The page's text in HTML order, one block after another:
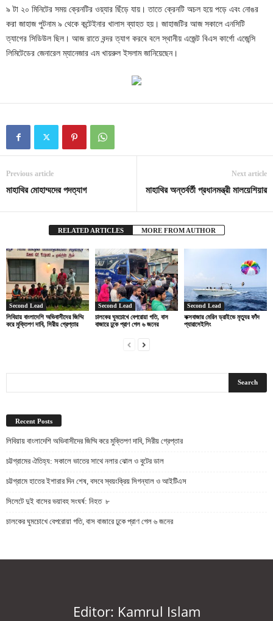
৯ টা ২০ মিনিটের সময় ক্রেনটির ওয়্যার ছিঁড়ে যায়। তাতে ক্রেনটি অচল হয়ে পড়ে এবং নোঙর
করা জাহাজ পুটনাম ৯ থেকে কন্টেইনার খালাস ব্যাহত হয়। জাহাজটির আজ সকালে এনসিটি
ত্যাগের সিডিউল ছিল। আজ রাতে বন্দর ত্যাগ করবে বলে স্থানীয় এজেন্ট বিএস কার্গো এজেন্সি
লিমিটেডের জেনারেল ম্যানেজার এম খায়রুল ইসলাম জানিয়েছেন।
Previous article
মাহাথির মোহাম্মদের পদত্যাগ
Next article
মাহাথির অন্তর্বর্তী প্রধানমন্ত্রী মালয়েশিয়ার
RELATED ARTICLES MORE FROM AUTHOR
Second Lead
লিবিয়ায় বাংলাদেশি অভিবাসীদের জিম্মি
করে মুক্তিপণ দাবি, সিরীয় গ্রেপ্তার
Second Lead
চালকের ঘুমচোখে বেপরোয়া গতি, বাস
বাজারে ঢুকে প্রাণ গেল ৬ জনের
Second Lead
কক্সবাজার মেরিন ড্রাইভে মৃত্যুর ফাঁদ
প্যারাসেইলিং
Recent Posts
লিবিয়ায় বাংলাদেশি অভিবাসীদের জিম্মি করে মুক্তিপণ দাবি, সিরীয় গ্রেপ্তার
চট্টগ্রামের ঐতিহ্য: সকালে ভাতের সাথে নলার ঝোল ও বুটের ডাল
চট্টগ্রামে হাতের ইশারার দিন শেষ, বসবে স্বয়ংক্রিয় সিগন্যাল ও আইটিএস
সিলেটে দুই বাসের ভয়াবহ সংঘর্ষ: নিহত ৮
চালকের ঘুমচোখে বেপরোয়া গতি, বাস বাজারে ঢুকে প্রাণ গেল ৬ জনের
Editor: Kamrul Islam